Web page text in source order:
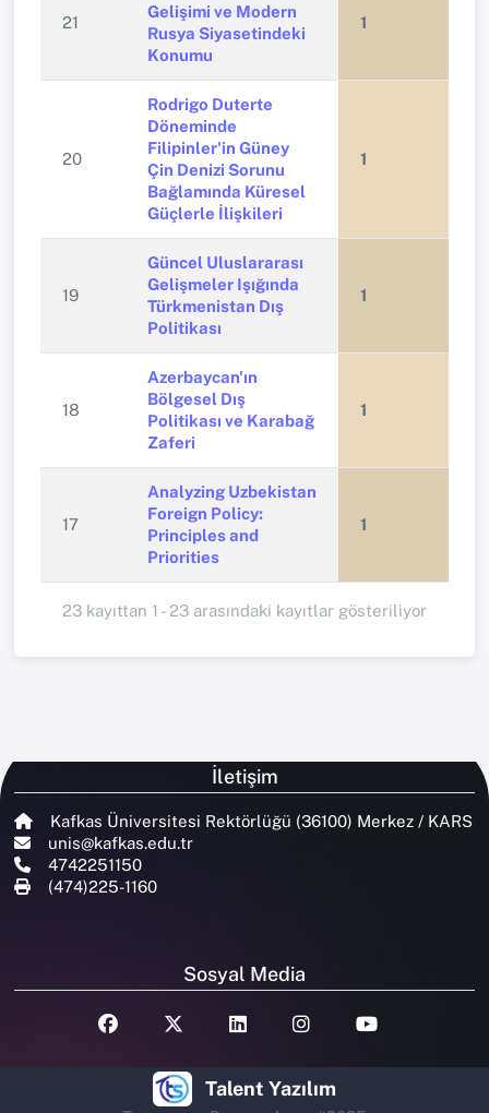
21
Gelişimi ve Modern
Rusya Siyasetindeki
Konumu
1
20
Rodrigo Duterte
Döneminde
Filipinler'in Güney
Çin Denizi Sorunu
Bağlamında Küresel
Güçlerle İlişkileri
1
19
Güncel Uluslararası
Gelişmeler Işığında
Türkmenistan Dış
Politikası
1
18
Azerbaycan'ın
Bölgesel Dış
Politikası ve Karabağ
Zaferi
1
17
Analyzing Uzbekistan
Foreign Policy:
Principles and
Priorities
1
23 kayıttan 1 - 23 arasındaki kayıtlar gösteriliyor
İletişim
Kafkas Üniversitesi Rektörlüğü (36100) Merkez / KARS
unis@kafkas.edu.tr
4742251150
(474)225-1160
Sosyal Media
Talent Yazılım